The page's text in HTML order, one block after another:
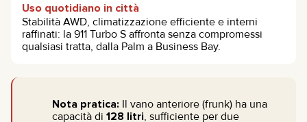
Uso quotidiano in città
Stabilità AWD, climatizzazione efficiente e interni
raffinati: la 911 Turbo S affronta senza compromessi
qualsiasi tratta, dalla Palm a Business Bay.
Nota pratica: Il vano anteriore (frunk) ha una
capacità di 128 litri, sufficiente per due